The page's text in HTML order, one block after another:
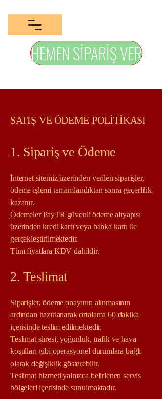
HEMEN SİPARİŞ VER
SATIŞ VE ÖDEME POLİTİKASI
1. Sipariş ve Ödeme
İnternet sitemiz üzerinden verilen siparişler,
ödeme işlemi tamamlandıktan sonra geçerlilik
kazanır.
Ödemeler PayTR güvenli ödeme altyapısı
üzerinden kredi kartı veya banka kartı ile
gerçekleştirilmektedir.
Tüm fiyatlara KDV dahildir.
2. Teslimat
Siparişler, ödeme onayının alınmasının
ardından hazırlanarak ortalama 60 dakika
içerisinde teslim edilmektedir.
Teslimat süresi, yoğunluk, trafik ve hava
koşulları gibi operasyonel durumlara bağlı
olarak değişiklik gösterebilir.
Teslimat hizmeti yalnızca belirlenen servis
bölgeleri içerisinde sunulmaktadır.